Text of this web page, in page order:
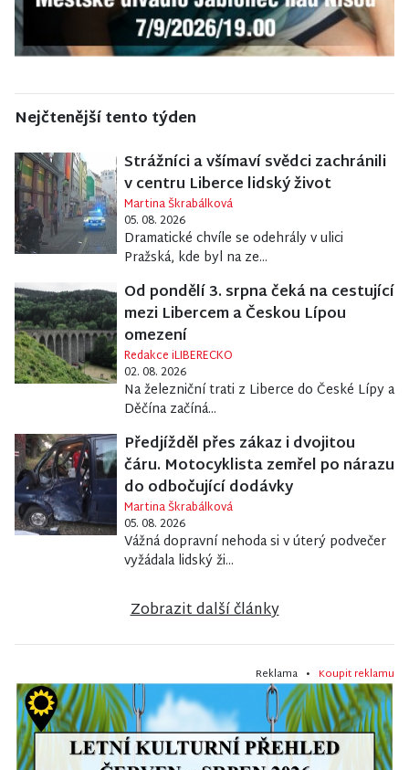
Nejčtenější tento týden
Strážníci a všímaví svědci zachránili
v centru Liberce lidský život
Martina Škrabálková
05. 08. 2026
Dramatické chvíle se odehrály v ulici
Pražská, kde byl na ze...
Od pondělí 3. srpna čeká na cestující
mezi Libercem a Českou Lípou
omezení
Redakce iLIBERECKO
02. 08. 2026
Na železniční trati z Liberce do České Lípy a
Děčína začíná...
Předjížděl přes zákaz i dvojitou
čáru. Motocyklista zemřel po nárazu
do odbočující dodávky
Martina Škrabálková
05. 08. 2026
Vážná dopravní nehoda si v úterý podvečer
vyžádala lidský ži...
Zobrazit další články
Reklama • Koupit reklamu